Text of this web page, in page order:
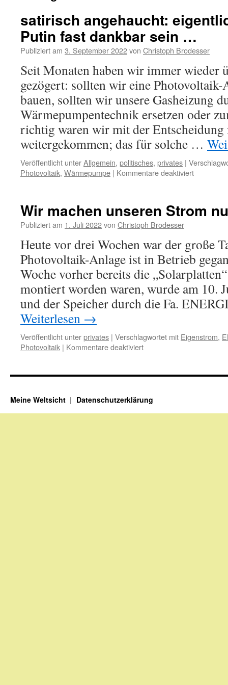
satirisch angehaucht:
Putin fast dankbar sein …
Publiziert am 3. September 2022von Christoph Brodesser
Seit Monaten haben wir immer wieder
gezögert: sollten wir eine Photovoltaik-
bauen, sollten wir unsere Gasheizung
Wärmepumpentechnik ersetzen oder
richtig waren wir mit der Entscheidung
weitergekommen; das für solche …
Veröffentlicht unterAllgemein, politisches, privates |
Photovoltaik, Wärmepumpe | Kommentare deaktiviertfür
müssten
fast
sein
…
Wir machen unseren Strom
Publiziert am 1. Juli 2022von Christoph Brodesser
Heute vor drei Wochen war der große
Photovoltaik-Anlage ist in Betrieb
Woche vorher bereits die
montiert worden waren, wurde am 10.
und der Speicher durch die Fa.
Weiterlesen →
Veröffentlicht unterprivates | Verschlagwortet mit Eigenstrom,
Photovoltaik | Kommentare deaktiviertfür
unseren
nun
selbst!
Meine Weltsicht Datenschutzerklärung